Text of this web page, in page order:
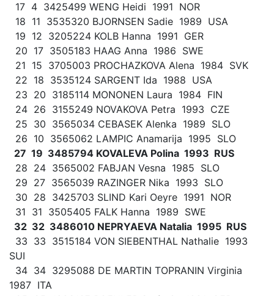
17 4 3425499 WENG Heidi 1991 NOR
18 11 3535320 BJORNSEN Sadie 1989 USA
19 12 3205224 KOLB Hanna 1991 GER
20 17 3505183 HAAG Anna 1986 SWE
21 15 3705003 PROCHAZKOVA Alena 1984 SVK
22 18 3535124 SARGENT Ida 1988 USA
23 20 3185114 MONONEN Laura 1984 FIN
24 26 3155249 NOVAKOVA Petra 1993 CZE
25 30 3565034 CEBASEK Alenka 1989 SLO
26 10 3565062 LAMPIC Anamarija 1995 SLO
27 19 3485794 KOVALEVA Polina 1993 RUS
28 24 3565002 FABJAN Vesna 1985 SLO
29 27 3565039 RAZINGER Nika 1993 SLO
30 28 3425703 SLIND Kari Oeyre 1991 NOR
31 31 3505405 FALK Hanna 1989 SWE
32 32 3486010 NEPRYAEVA Natalia 1995 RUS
33 33 3515184 VON SIEBENTHAL Nathalie 1993
SUI
34 34 3295088 DE MARTIN TOPRANIN Virginia
1987 ITA